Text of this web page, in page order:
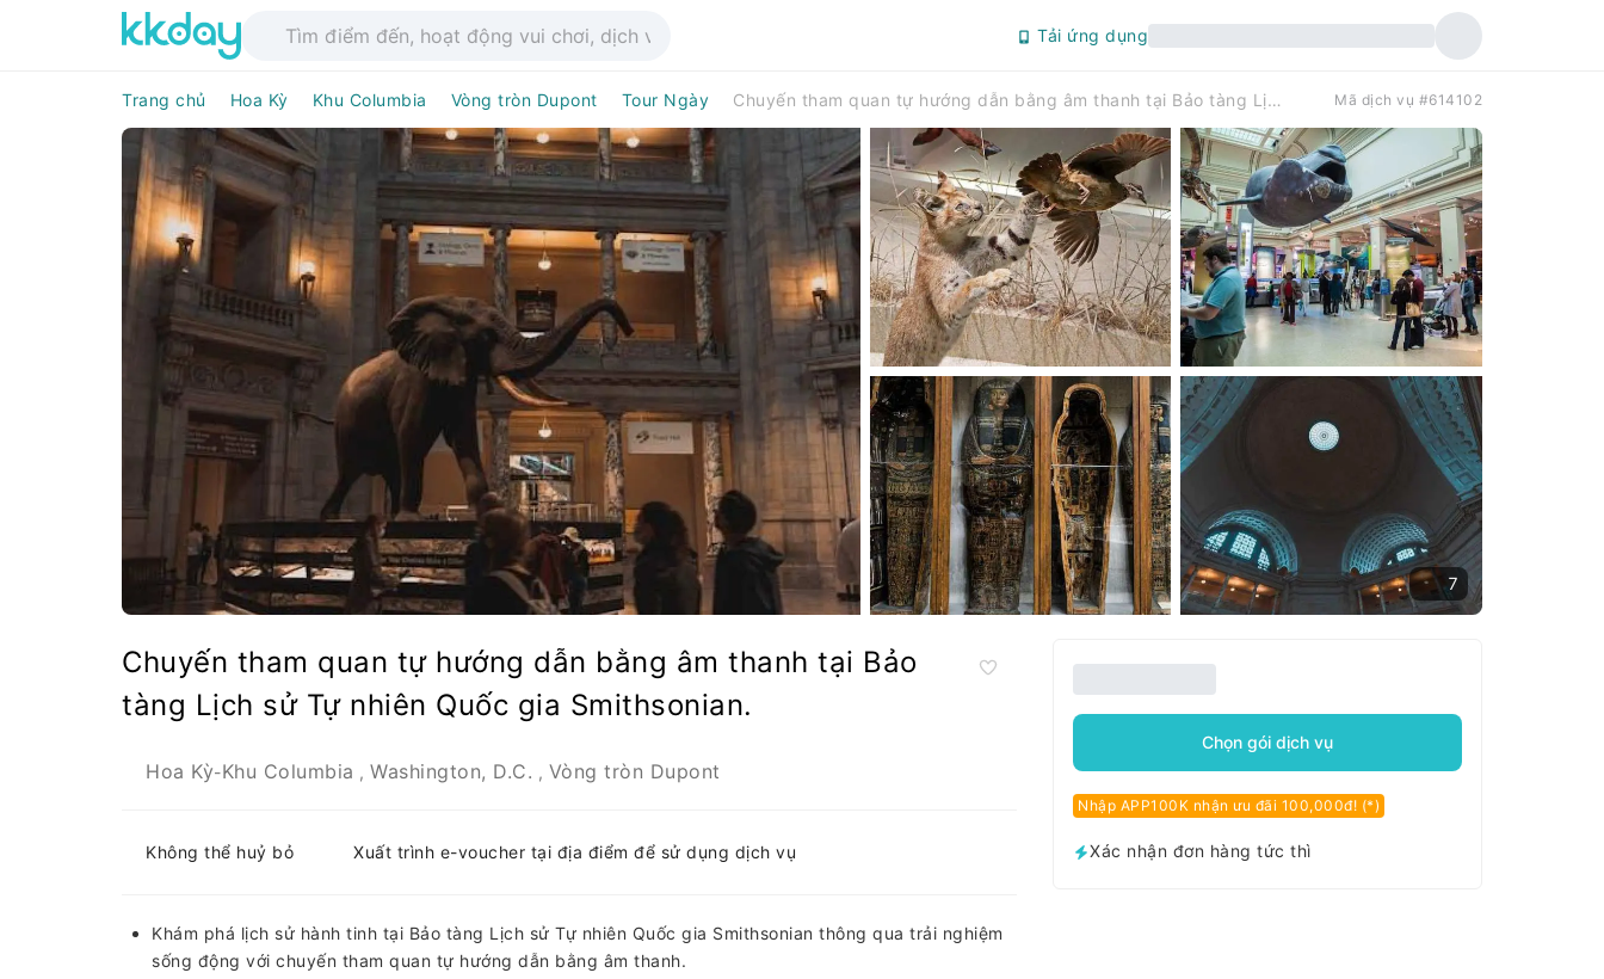
Tải ứng dụng
Trang chủ Hoa Kỳ Khu Columbia Vòng tròn Dupont Tour Ngày Chuyến tham quan tự hướng dẫn bằng âm thanh tại Bảo tàng Lịch sử Tự nhiên Quốc gia Smithsonian. Mã dịch vụ #614102
7
Chuyến tham quan tự hướng dẫn bằng âm thanh tại Bảo
tàng Lịch sử Tự nhiên Quốc gia Smithsonian.
Hoa Kỳ-Khu Columbia , Washington, D.C. , Vòng tròn Dupont
Không thể huỷ bỏ Xuất trình e-voucher tại địa điểm để sử dụng dịch vụ
Khám phá lịch sử hành tinh tại Bảo tàng Lịch sử Tự nhiên Quốc gia Smithsonian thông qua trải nghiệm
sống động với chuyến tham quan tự hướng dẫn bằng âm thanh.
Chọn gói dịch vụ
Nhập APP100K nhận ưu đãi 100,000đ! (*)
Xác nhận đơn hàng tức thì